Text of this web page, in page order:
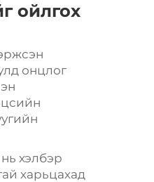
ойлгох
онцлог
хэлбэр
харьцахад